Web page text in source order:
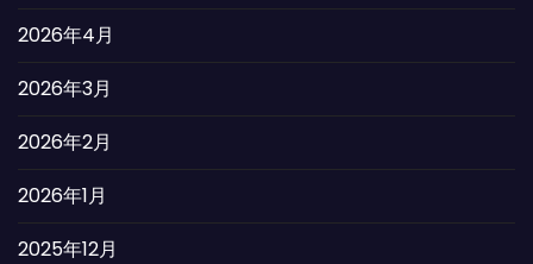
2026年4月
2026年3月
2026年2月
2026年1月
2025年12月